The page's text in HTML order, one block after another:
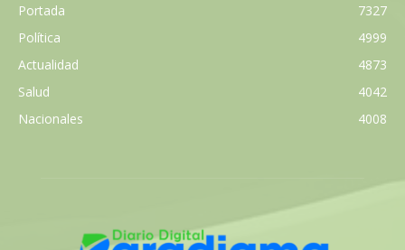
Portada
7327
Política
4999
Actualidad
4873
Salud
4042
Nacionales
4008